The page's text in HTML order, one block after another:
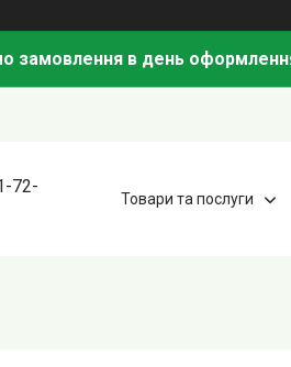
замовлення в день
72-
Товари та послуги